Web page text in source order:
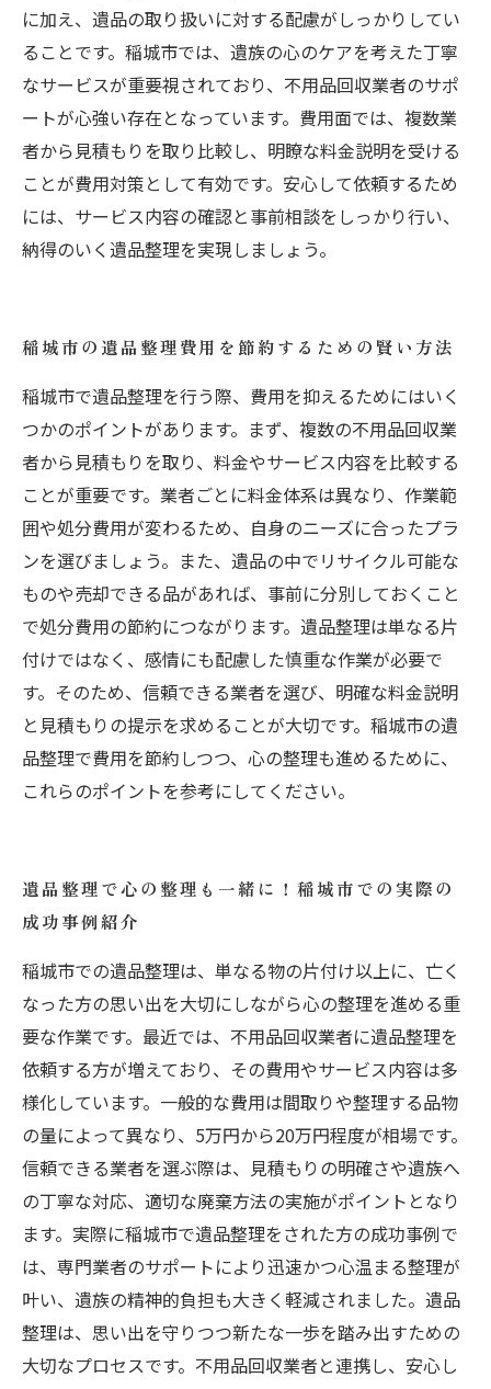
に加え、遺品の取り扱いに対する配慮がしっかりしてい
ることです。稲城市では、遺族の心のケアを考えた丁寧
なサービスが重要視されており、不用品回収業者のサポ
ートが心強い存在となっています。費用面では、複数業
者から見積もりを取り比較し、明瞭な料金説明を受ける
ことが費用対策として有効です。安心して依頼するため
には、サービス内容の確認と事前相談をしっかり行い、
納得のいく遺品整理を実現しましょう。
稲城市の遺品整理費用を節約するための賢い方法
稲城市で遺品整理を行う際、費用を抑えるためにはいく
つかのポイントがあります。まず、複数の不用品回収業
者から見積もりを取り、料金やサービス内容を比較する
ことが重要です。業者ごとに料金体系は異なり、作業範
囲や処分費用が変わるため、自身のニーズに合ったプラ
ンを選びましょう。また、遺品の中でリサイクル可能な
ものや売却できる品があれば、事前に分別しておくこと
で処分費用の節約につながります。遺品整理は単なる片
付けではなく、感情にも配慮した慎重な作業が必要で
す。そのため、信頼できる業者を選び、明確な料金説明
と見積もりの提示を求めることが大切です。稲城市の遺
品整理で費用を節約しつつ、心の整理も進めるために、
これらのポイントを参考にしてください。
遺品整理で心の整理も一緒に！稲城市での実際の
成功事例紹介
稲城市での遺品整理は、単なる物の片付け以上に、亡く
なった方の思い出を大切にしながら心の整理を進める重
要な作業です。最近では、不用品回収業者に遺品整理を
依頼する方が増えており、その費用やサービス内容は多
様化しています。一般的な費用は間取りや整理する品物
の量によって異なり、5万円から20万円程度が相場です。
信頼できる業者を選ぶ際は、見積もりの明確さや遺族へ
の丁寧な対応、適切な廃棄方法の実施がポイントとなり
ます。実際に稲城市で遺品整理をされた方の成功事例で
は、専門業者のサポートにより迅速かつ心温まる整理が
叶い、遺族の精神的負担も大きく軽減されました。遺品
整理は、思い出を守りつつ新たな一歩を踏み出すための
大切なプロセスです。不用品回収業者と連携し、安心し